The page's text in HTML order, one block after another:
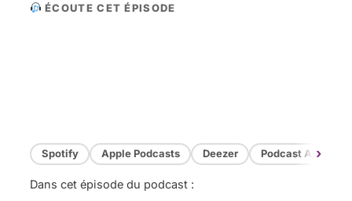
ÉCOUTE CET ÉPISODE
Spotify Apple Podcasts Deezer Podcast Addict
›
Dans cet épisode du podcast :